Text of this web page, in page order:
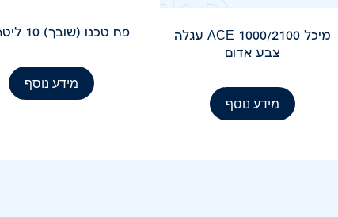
מיכל ACE 1000/2100 עגלה
צבע אדום
מידע נוסף
פח טכנו (שובך) 10 ליטר לבן
מידע נוסף